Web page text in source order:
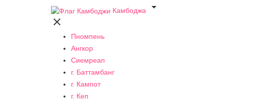
Камбоджа


Пномпень
Ангкор
Сиемреап
г. Баттамбанг
г. Кампот
г. Кеп